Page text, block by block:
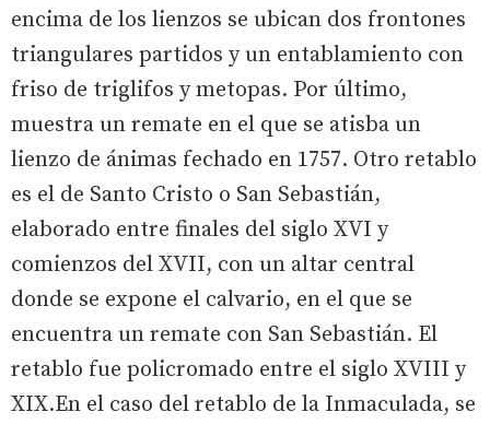
encima de los lienzos se ubican dos frontones
triangulares partidos y un entablamiento con
friso de triglifos y metopas. Por último,
muestra un remate en el que se atisba un
lienzo de ánimas fechado en 1757. Otro retablo
es el de Santo Cristo o San Sebastián,
elaborado entre finales del siglo XVI y
comienzos del XVII, con un altar central
donde se expone el calvario, en el que se
encuentra un remate con San Sebastián. El
retablo fue policromado entre el siglo XVIII y
XIX.En el caso del retablo de la Inmaculada, se